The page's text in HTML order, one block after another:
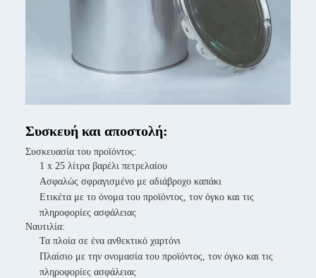
Συσκευή και αποστολή:
Συσκευασία του προϊόντος:
1 x 25 λίτρα βαρέλι πετρελαίου
Ασφαλώς σφραγισμένο με αδιάβροχο καπάκι
Ετικέτα με το όνομα του προϊόντος, τον όγκο και τις
πληροφορίες ασφάλειας
Ναυτιλία:
Τα πλοία σε ένα ανθεκτικό χαρτόνι
Πλαίσιο με την ονομασία του προϊόντος, τον όγκο και τις
πληροφορίες ασφάλειας